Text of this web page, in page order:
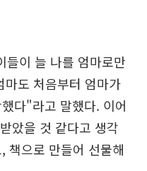
이 늘 나를 엄마로만
마도 처음부터 엄마가
다"라고 말했다. 이어
았을 것 같다고 생각
책으로 만들어 선물해